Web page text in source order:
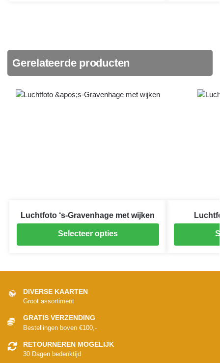
Gerelateerde producten
Luchtfoto ‘s-Gravenhage met wijken
Selecteer opties
DIVERSE KAARTEN
Groot assortiment
GRATIS VERZENDING
Bestellingen boven €100,-
RETOURNEREN MOGELIJK
30 Dagen bedenktijd